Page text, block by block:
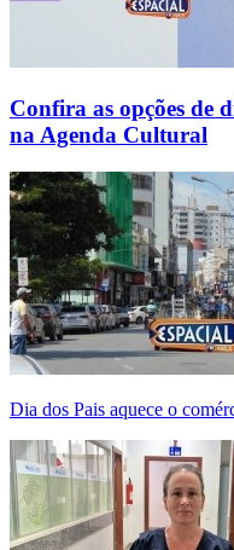
Confira as opções de
na Agenda Cultural
Dia dos Pais aquece o